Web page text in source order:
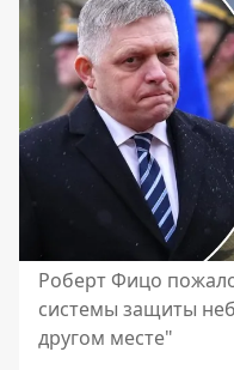
Роберт Фицо
системы защиты
другом месте"